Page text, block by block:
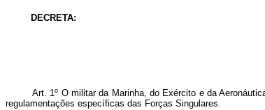
DECRETA:
Art. 1º O militar da Marinha, do Exército e da
regulamentações específicas das Forças Singulares.